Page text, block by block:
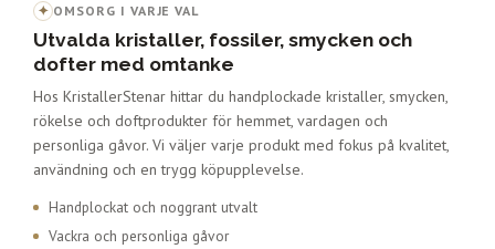
✦ OMSORG I VARJE VAL
Utvalda kristaller, fossiler, smycken och
dofter med omtanke
Hos KristallerStenar hittar du handplockade kristaller, smycken,
rökelse och doftprodukter för hemmet, vardagen och
personliga gåvor. Vi väljer varje produkt med fokus på kvalitet,
användning och en trygg köpupplevelse.
Handplockat och noggrant utvalt
Vackra och personliga gåvor